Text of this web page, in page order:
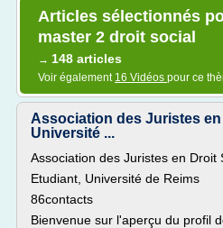
Articles sélectionnés
master 2 droit social
→ 148 articles
Voir également 16 Vidéos pour ce
Association des Juristes
Université ...
Association des Juristes en Droit
Etudiant, Université de Reims
86contacts
Bienvenue sur l'aperçu du profil